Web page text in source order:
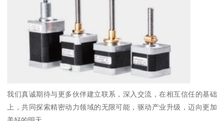
我们真诚期待与更多伙伴建立联系，深入交流，在相互信任的基础
上，共同探索精密动力领域的无限可能，驱动产业升级，迈向更加